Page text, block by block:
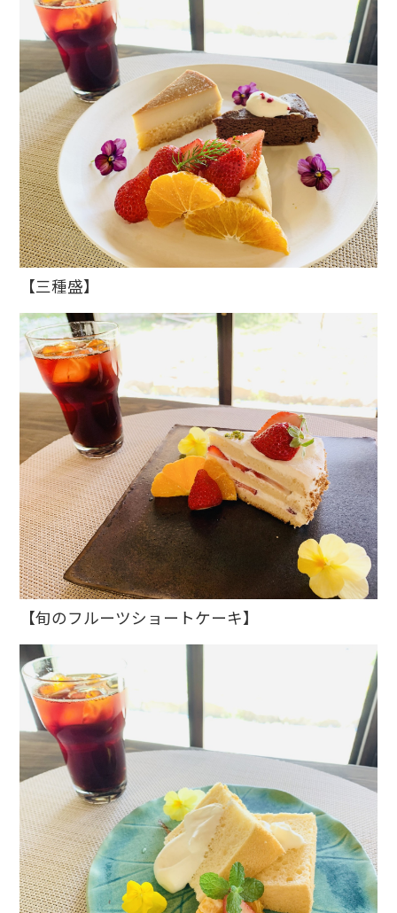
【三種盛】
【旬のフルーツショートケーキ】